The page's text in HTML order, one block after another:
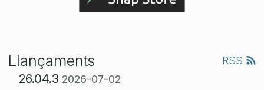
Llançaments RSS
26.04.3 2026-07-02